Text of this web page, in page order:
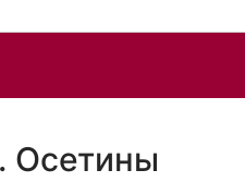
Осетины